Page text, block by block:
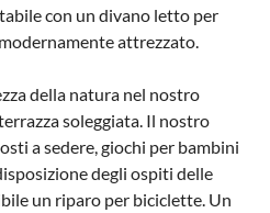
con un divano letto per
attrezzato.
della natura nel nostro
soleggiata. Il nostro
a sedere, giochi per bambini
degli ospiti delle
un riparo per biciclette. Un